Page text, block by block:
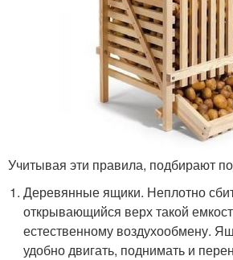
Учитывая эти правила, подбирают
Деревянные ящики. Неплотно
открывающийся верх такой
естественному воздухообмену.
удобно двигать, поднимать и